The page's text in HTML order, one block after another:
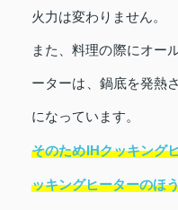
火力は変わりません。
また、料理の際にオー
ーターは、鍋底を発熱
になっています。
そのためIHクッキング
ッキングヒーターのほ